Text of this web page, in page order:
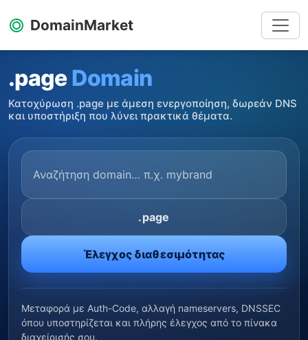
DomainMarket
.pageDomain
Κατοχύρωση .page με άμεση ενεργοποίηση, δωρεάν DNS
και υποστήριξη που λύνει πρακτικά θέματα.
.page
Έλεγχος διαθεσιμότητας
Μεταφορά με Auth-Code, αλλαγή nameservers, DNSSEC
όπου υποστηρίζεται και πλήρης έλεγχος από το πίνακα
διαχείρισής σου.